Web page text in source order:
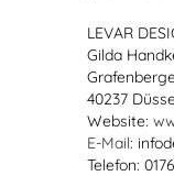
LEVAR
Gilda
40237
Website:
E-Mail:
Telefon: